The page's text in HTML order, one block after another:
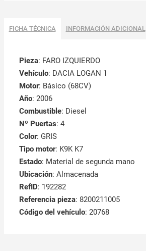
FICHA TÉCNICA INFORMACIÓN ADICIONAL
Pieza: FARO IZQUIERDO
Vehículo: DACIA LOGAN 1
Motor: Básico (68CV)
Año: 2006
Combustible: Diesel
Nº Puertas: 4
Color: GRIS
Tipo motor: K9K K7
Estado: Material de segunda mano
Ubicación: Almacenada
RefID: 192282
Referencia pieza: 8200211005
Código del vehículo: 20768